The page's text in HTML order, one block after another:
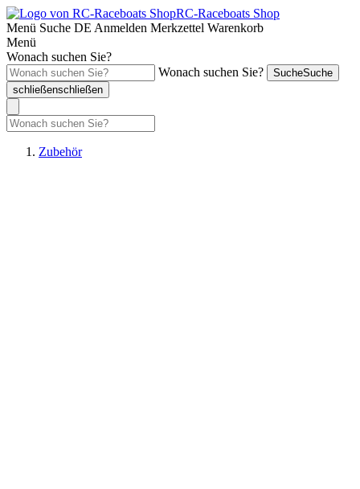
RC-Raceboats Shop
Menü Suche DE Anmelden Merkzettel Warenkorb
Menü
Wonach suchen Sie?
Wonach suchen Sie?
SucheSuche
schließenschließen
Zubehör